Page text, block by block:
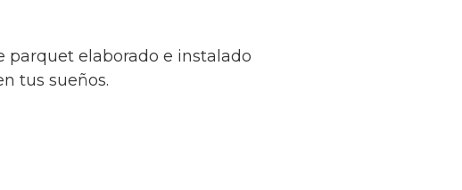
parquet elaborado e instalado
tus sueños.